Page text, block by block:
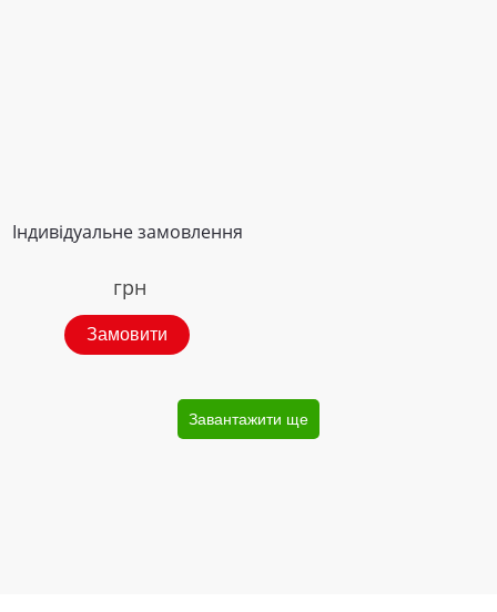
Індивідуальне замовлення
грн
Замовити
Завантажити ще